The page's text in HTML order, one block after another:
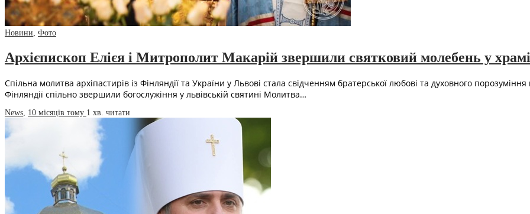
Новини, Фото
Архієпископ Елієя і Митрополит Макарій звершили святковий молебень у
Спільна молитва архіпастирів із Фінляндії та України у Львові стала свідченням братерської любові та духовного
Фінляндії спільно звершили богослужіння у львівській святині Молитва…
News, 10 місяців тому 1 хв. читати